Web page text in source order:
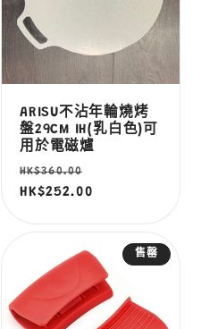
ARISU不沾年輪燒烤
盤29CM IH(乳白色)可
用於電磁爐
定
價
HK$360.00
價
HK$252.00
售罄